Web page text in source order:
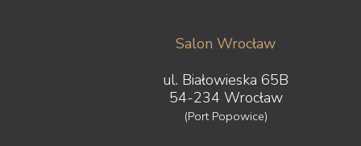
Salon Wrocław
ul. Białowieska 65B
54-234 Wrocław
(Port Popowice)